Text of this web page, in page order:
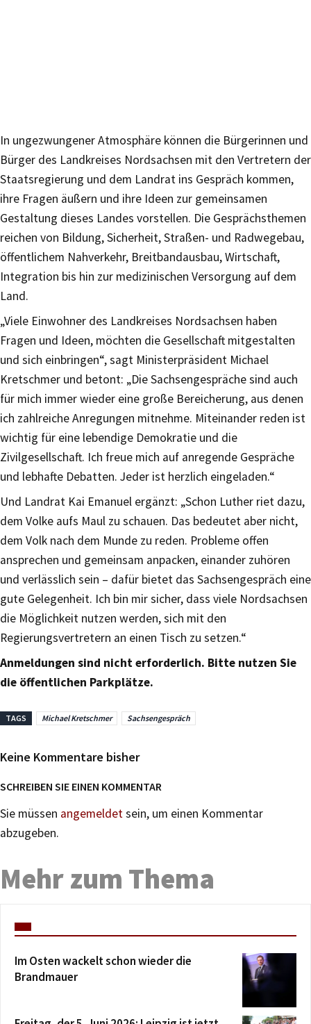
In ungezwungener Atmosphäre können die Bürgerinnen und
Bürger des Landkreises Nordsachsen mit den Vertretern der
Staatsregierung und dem Landrat ins Gespräch kommen,
ihre Fragen äußern und ihre Ideen zur gemeinsamen
Gestaltung dieses Landes vorstellen. Die Gesprächsthemen
reichen von Bildung, Sicherheit, Straßen- und Radwegebau,
öffentlichem Nahverkehr, Breitbandausbau, Wirtschaft,
Integration bis hin zur medizinischen Versorgung auf dem
Land.
„Viele Einwohner des Landkreises Nordsachsen haben
Fragen und Ideen, möchten die Gesellschaft mitgestalten
und sich einbringen“, sagt Ministerpräsident Michael
Kretschmer und betont: „Die Sachsengespräche sind auch
für mich immer wieder eine große Bereicherung, aus denen
ich zahlreiche Anregungen mitnehme. Miteinander reden ist
wichtig für eine lebendige Demokratie und die
Zivilgesellschaft. Ich freue mich auf anregende Gespräche
und lebhafte Debatten. Jeder ist herzlich eingeladen.“
Und Landrat Kai Emanuel ergänzt: „Schon Luther riet dazu,
dem Volke aufs Maul zu schauen. Das bedeutet aber nicht,
dem Volk nach dem Munde zu reden. Probleme offen
ansprechen und gemeinsam anpacken, einander zuhören
und verlässlich sein – dafür bietet das Sachsengespräch eine
gute Gelegenheit. Ich bin mir sicher, dass viele Nordsachsen
die Möglichkeit nutzen werden, sich mit den
Regierungsvertretern an einen Tisch zu setzen.“
Anmeldungen sind nicht erforderlich. Bitte nutzen Sie
die öffentlichen Parkplätze.
TAGS Michael Kretschmer Sachsengespräch
Keine Kommentare bisher
SCHREIBEN SIE EINEN KOMMENTAR
Sie müssen angemeldetsein, um einen Kommentar
abzugeben.
Mehr zum Thema
Im Osten wackelt schon wieder die
Brandmauer